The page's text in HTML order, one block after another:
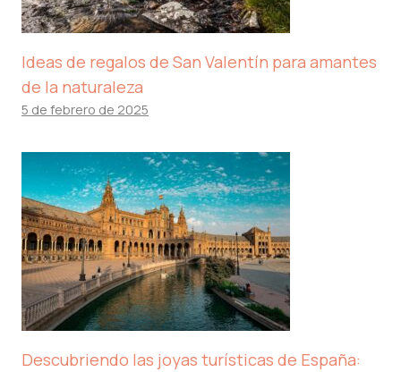
Ideas de regalos de San Valentín para amantes
de la naturaleza
5 de febrero de 2025
Descubriendo las joyas turísticas de España: